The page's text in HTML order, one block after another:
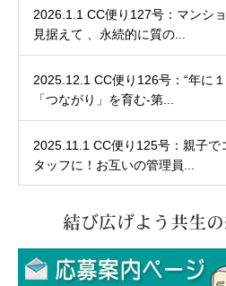
2026.1.1 CC便り127号：マンシ
見据えて 、永続的に質の...
2025.12.1 CC便り126号：“年に
「つながり」を育む-第...
2025.11.1 CC便り125号：親子で
タッフに！お互いの管理員...